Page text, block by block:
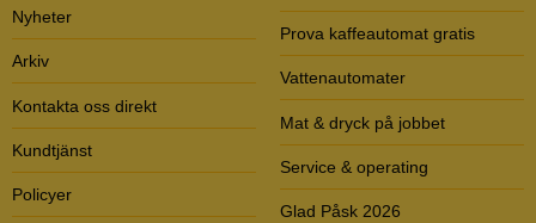
Nyheter
Arkiv
Kontakta oss direkt
Kundtjänst
Policyer
Prova kaffeautomat gratis
Vattenautomater
Mat & dryck på jobbet
Service & operating
Glad Påsk 2026